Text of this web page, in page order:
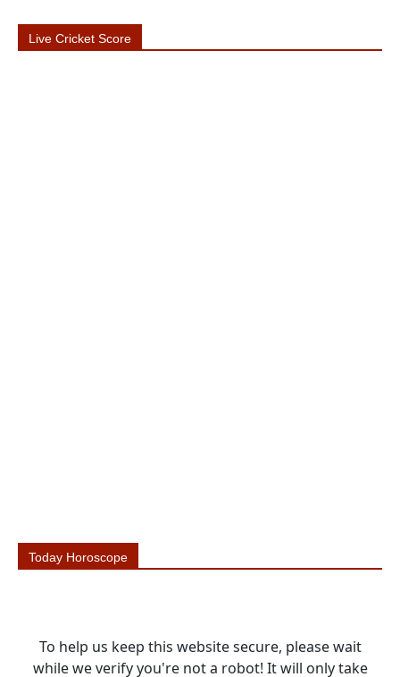
Live Cricket Score
Today Horoscope